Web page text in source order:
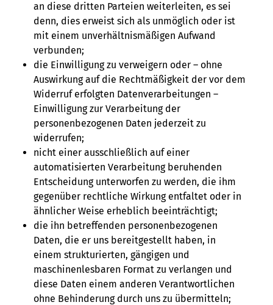
an diese dritten Parteien weiterleiten, es sei
denn, dies erweist sich als unmöglich oder ist
mit einem unverhältnismäßigen Aufwand
verbunden;
die Einwilligung zu verweigern oder – ohne
Auswirkung auf die Rechtmäßigkeit der vor dem
Widerruf erfolgten Datenverarbeitungen –
Einwilligung zur Verarbeitung der
personenbezogenen Daten jederzeit zu
widerrufen;
nicht einer ausschließlich auf einer
automatisierten Verarbeitung beruhenden
Entscheidung unterworfen zu werden, die ihm
gegenüber rechtliche Wirkung entfaltet oder in
ähnlicher Weise erheblich beeinträchtigt;
die ihn betreffenden personenbezogenen
Daten, die er uns bereitgestellt haben, in
einem strukturierten, gängigen und
maschinenlesbaren Format zu verlangen und
diese Daten einem anderen Verantwortlichen
ohne Behinderung durch uns zu übermitteln;